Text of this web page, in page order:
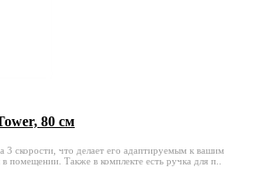
80 см
3 скорости, что делает его адаптируемым к вашим
помещении. Также в комплекте есть ручка для п..